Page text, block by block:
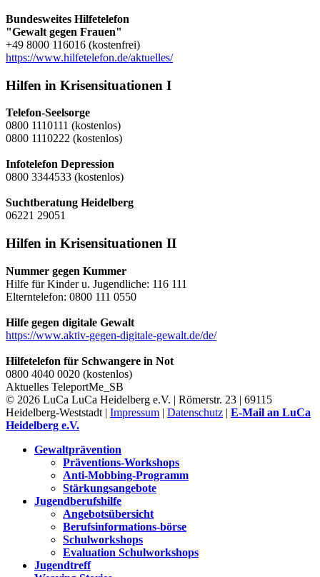
Bundesweites Hilfetelefon
"Gewalt gegen Frauen"
+49 8000 116016 (kostenfrei)
https://www.hilfetelefon.de/aktuelles/
Hilfen in Krisensituationen I
Telefon-Seelsorge
0800 1110111 (kostenlos)
0800 1110222 (kostenlos)
Infotelefon Depression
0800 3344533 (kostenlos)
Suchtberatung Heidelberg
06221 29051
Hilfen in Krisensituationen II
Nummer gegen Kummer
Hilfe für Kinder u. Jugendliche: 116 111
Elterntelefon: 0800 111 0550
Hilfe gegen digitale Gewalt
https://www.aktiv-gegen-digitale-gewalt.de/de/
Hilfetelefon für Schwangere in Not
0800 4040 0020 (kostenlos)
Aktuelles TeleportMe_SB
© 2026 LuCa LuCa Heidelberg e.V. | Römerstr. 23 | 69115
Heidelberg-Weststadt | Impressum | Datenschutz | E-Mail an LuCa
Heidelberg e.V.
Gewaltprävention
Präventions-Workshops
Anti-Mobbing-Programm
Stärkungsangebote
Jugendberufshilfe
Angebotsübersicht
Berufsinformations-börse
Schulworkshops
Evaluation Schulworkshops
Jugendtreff